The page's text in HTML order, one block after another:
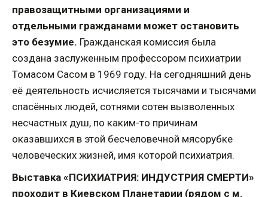
правозащитными организациями и
отдельными гражданами может остановить
это безумие. Гражданская комиссия была
создана заслуженным профессором психиатрии
Томасом Сасом в 1969 году. На сегодняшний день
её деятельность исчисляется тысячами и тысячами
спасённых людей, сотнями сотен вызволенных
несчастных душ, по каким-то причинам
оказавшихся в этой бесчеловечной мясорубке
человеческих жизней, имя которой психиатрия.
Выставка «ПСИХИАТРИЯ: ИНДУСТРИЯ СМЕРТИ»
проходит в Киевском Планетарии (рядом с м.